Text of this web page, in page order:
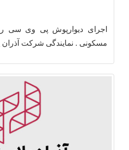
اجرای دیوارپوش پی وی سی
مسکونی . نمایندگی شرکت